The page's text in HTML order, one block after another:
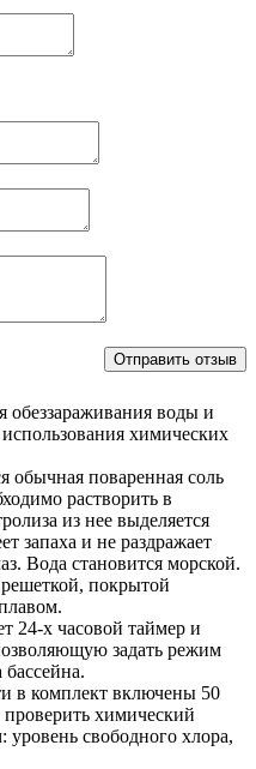
обеззараживания воды и
химических
обычная поваренная соль
растворить в
из нее выделяется
запаха и не раздражает
Вода становится морской.
покрытой
24-х часовой таймер и
задать режим
в комплект включены 50
химический
уровень свободного хлора,